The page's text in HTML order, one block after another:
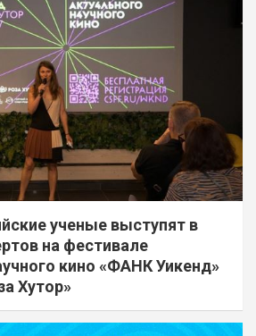
ученые выступят в
на фестивале
кино «ФАНК Уикенд»
Хутор»